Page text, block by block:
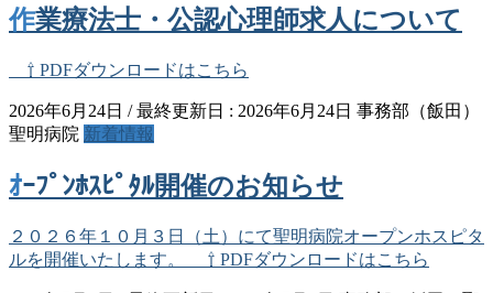
作業療法士・公認心理師求人について
⇧ PDFダウンロードはこちら
2026年6月24日 / 最終更新日 : 2026年6月24日 事務部（飯田）
聖明病院 新着情報
ｵｰﾌﾟﾝﾎｽﾋﾟﾀﾙ開催のお知らせ
２０２６年１０月３日（土）にて聖明病院オープンホスピタ
ルを開催いたします。 ⇧ PDFダウンロードはこちら